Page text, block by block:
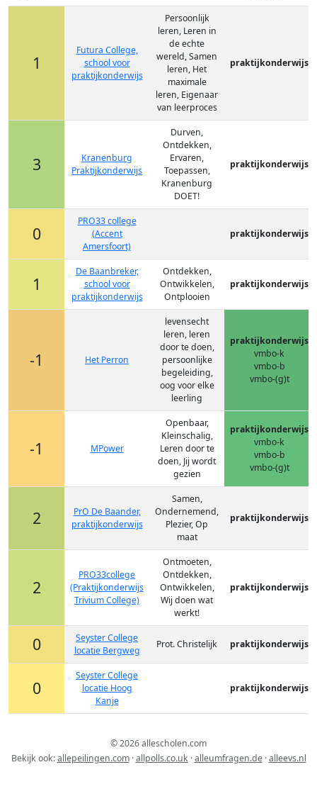
1
Futura College,
school voor
praktijkonderwijs
Persoonlijk
leren, Leren in
de echte
wereld, Samen
leren, Het
maximale
leren, Eigenaar
van leerproces
praktijkonderwijs
3
Kranenburg
Praktijkonderwijs
Durven,
Ontdekken,
Ervaren,
Toepassen,
Kranenburg
DOET!
praktijkonderwijs
0
PRO33 college
(Accent
Amersfoort)
praktijkonderwijs
1
De Baanbreker,
school voor
praktijkonderwijs
Ontdekken,
Ontwikkelen,
Ontplooien
praktijkonderwijs
-1 Het Perron
levensecht
leren, leren
door te doen,
persoonlijke
begeleiding,
oog voor elke
leerling
praktijkonderwijs
vmbo-k
vmbo-b
vmbo-(g)t
-1 MPower
Openbaar,
Kleinschalig,
Leren door te
doen, Jij wordt
gezien
praktijkonderwijs
vmbo-k
vmbo-b
vmbo-(g)t
2
PrO De Baander,
praktijkonderwijs
Samen,
Ondernemend,
Plezier, Op
maat
praktijkonderwijs
2
PRO33college
(Praktijkonderwijs
Trivium College)
Ontmoeten,
Ontdekken,
Ontwikkelen,
Wij doen wat
werkt!
praktijkonderwijs
0
Seyster College
locatie Bergweg
Prot. Christelijk praktijkonderwijs
0
Seyster College
locatie Hoog
Kanje
praktijkonderwijs
© 2026 allescholen.com
Bekijk ook:allepeilingen.com·allpolls.co.uk ·alleumfragen.de·alleevs.nl